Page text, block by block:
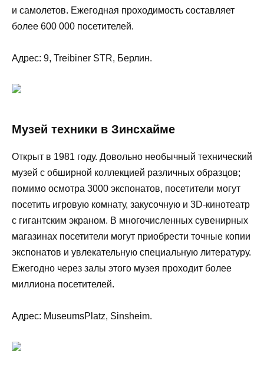
и самолетов. Ежегодная проходимость составляет
более 600 000 посетителей.
Адрес: 9, Treibiner STR, Берлин.
Музей техники в Зинсхайме
Открыт в 1981 году. Довольно необычный технический
музей с обширной коллекцией различных образцов;
помимо осмотра 3000 экспонатов, посетители могут
посетить игровую комнату, закусочную и 3D-кинотеатр
с гигантским экраном. В многочисленных сувенирных
магазинах посетители могут приобрести точные копии
экспонатов и увлекательную специальную литературу.
Ежегодно через залы этого музея проходит более
миллиона посетителей.
Адрес: MuseumsPlatz, Sinsheim.